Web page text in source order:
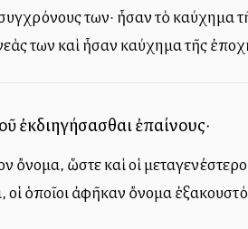
των· ἦσαν τὸ καύχημα
των καὶ ἦσαν καύχημα τῆς
ἐκδιηγήσασθαι ἐπαίνους·
ὥστε καὶ οἱ
ὁποῖοι ἀφῆκαν ὄνομα